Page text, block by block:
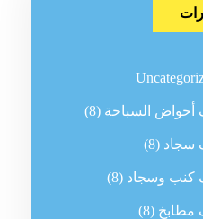
أحواض السباحة (8)
سجاد (8)
كنب وسجاد (8)
مطابخ (8)